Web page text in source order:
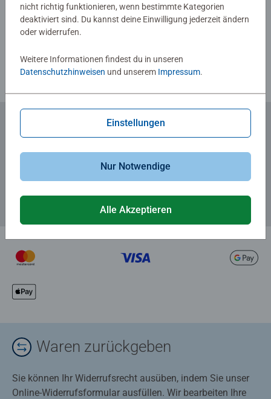
Verfasse eine Bewertung
Zum Newsletter anmelden
... und 5 € Gutschein sichern!
Waren zurückgeben
Sie können Ihr Widerrufsrecht ausüben, indem Sie unser
Online-Widerrufsformular ausfüllen. Wir bearbeiten Ihre
nicht richtig funktionieren, wenn bestimmte Kategorien
deaktiviert sind. Du kannst deine Einwilligung jederzeit ändern
oder widerrufen.
Weitere Informationen findest du in unseren
Datenschutzhinweisen und unserem Impressum.
Einstellungen
Nur Notwendige
Alle Akzeptieren